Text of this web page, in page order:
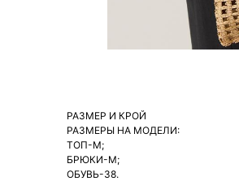
РАЗМЕР И КРОЙ
РАЗМЕРЫ НА МОДЕЛИ:
ТОП-М;
БРЮКИ-М;
ОБУВЬ-38.